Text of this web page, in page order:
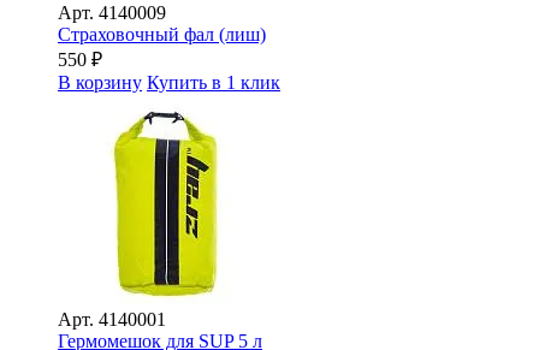
Арт. 4140009
Страховочный фал (лиш)
550 ₽
В корзину Купить в 1 клик
Арт. 4140001
Гермомешок для SUP 5 л